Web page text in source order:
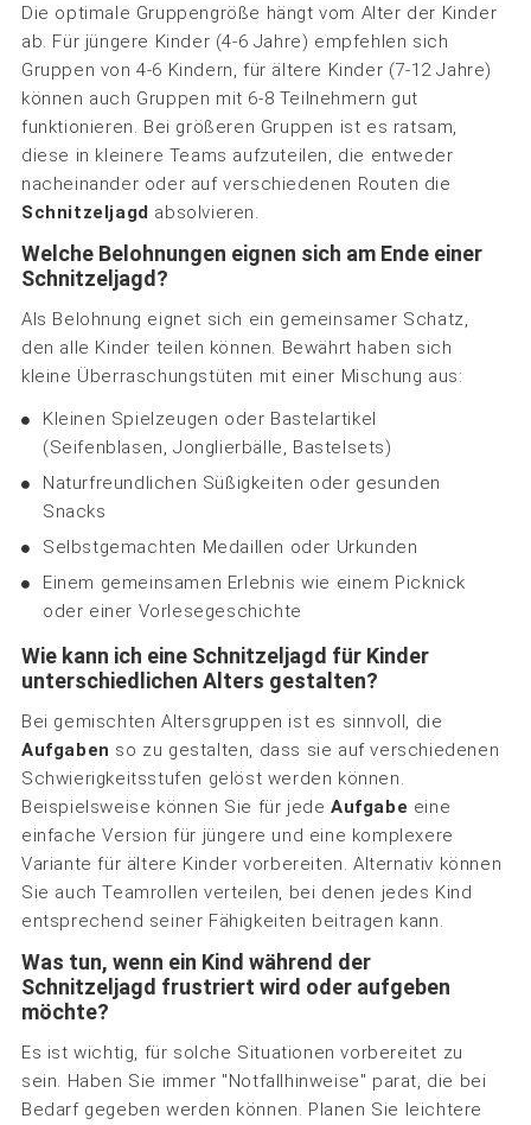
Die optimale Gruppengröße hängt vom Alter der Kinder
ab. Für jüngere Kinder (4-6 Jahre) empfehlen sich
Gruppen von 4-6 Kindern, für ältere Kinder (7-12 Jahre)
können auch Gruppen mit 6-8 Teilnehmern gut
funktionieren. Bei größeren Gruppen ist es ratsam,
diese in kleinere Teams aufzuteilen, die entweder
nacheinander oder auf verschiedenen Routen die
Schnitzeljagd absolvieren.
Welche Belohnungen eignen sich am Ende einer
Schnitzeljagd?
Als Belohnung eignet sich ein gemeinsamer Schatz,
den alle Kinder teilen können. Bewährt haben sich
kleine Überraschungstüten mit einer Mischung aus:
Kleinen Spielzeugen oder Bastelartikel
(Seifenblasen, Jonglierbälle, Bastelsets)
Naturfreundlichen Süßigkeiten oder gesunden
Snacks
Selbstgemachten Medaillen oder Urkunden
Einem gemeinsamen Erlebnis wie einem Picknick
oder einer Vorlesegeschichte
Wie kann ich eine Schnitzeljagd für Kinder
unterschiedlichen Alters gestalten?
Bei gemischten Altersgruppen ist es sinnvoll, die
Aufgaben so zu gestalten, dass sie auf verschiedenen
Schwierigkeitsstufen gelöst werden können.
Beispielsweise können Sie für jedeAufgabe eine
einfache Version für jüngere und eine komplexere
Variante für ältere Kinder vorbereiten. Alternativ können
Sie auch Teamrollen verteilen, bei denen jedes Kind
entsprechend seiner Fähigkeiten beitragen kann.
Was tun, wenn ein Kind während der
Schnitzeljagd frustriert wird oder aufgeben
möchte?
Es ist wichtig, für solche Situationen vorbereitet zu
sein. Haben Sie immer "Notfallhinweise" parat, die bei
Bedarf gegeben werden können. Planen Sie leichtere